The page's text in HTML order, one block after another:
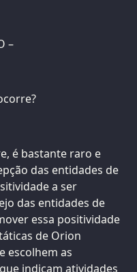
–
é bastante raro e
das entidades de
a ser
das entidades de
essa positividade
de Orion
escolhem as
indicam atividades